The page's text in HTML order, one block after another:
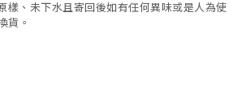
樣、未下水且寄回後如有任何異味或是人為使
貨。